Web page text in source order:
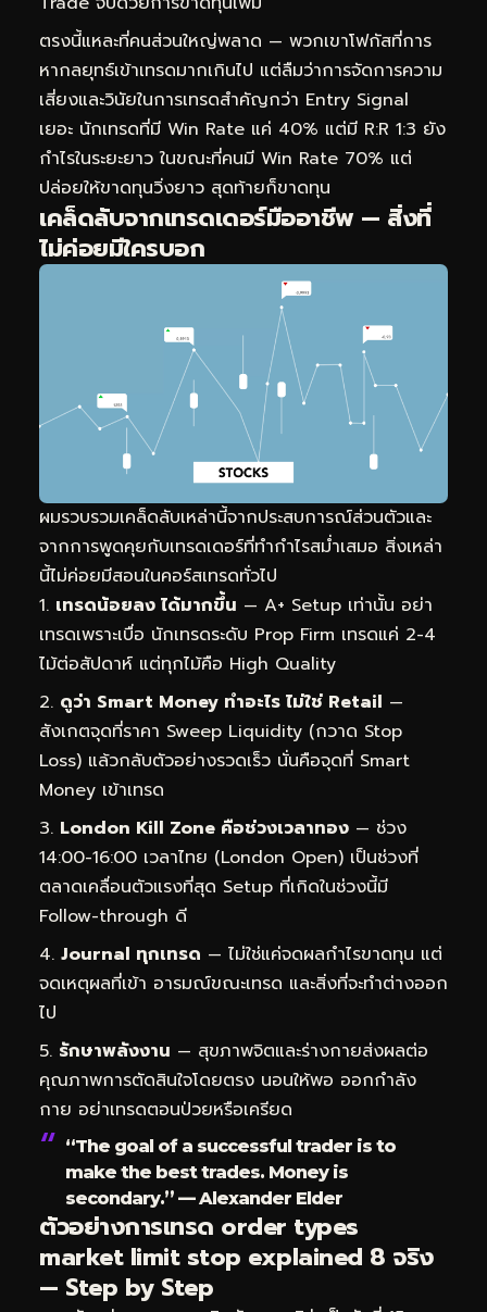
ตรงนี้แหละที่คนส่วนใหญ่พลาด — พวกเขาโฟกัสที่การ
หากลยุทธ์เข้าเทรดมากเกินไป แต่ลืมว่าการจัดการความ
เสี่ยงและวินัยในการเทรดสำคัญกว่า Entry Signal
เยอะ นักเทรดที่มี Win Rate แค่ 40% แต่มี R:R 1:3 ยัง
กำไรในระยะยาว ในขณะที่คนมี Win Rate 70% แต่
ปล่อยให้ขาดทุนวิ่งยาว สุดท้ายก็ขาดทุน
เคล็ดลับจากเทรดเดอร์มืออาชีพ — สิ่งที่
ไม่ค่อยมีใครบอก
ผมรวบรวมเคล็ดลับเหล่านี้จากประสบการณ์ส่วนตัวและ
จากการพูดคุยกับเทรดเดอร์ที่ทำกำไรสม่ำเสมอ สิ่งเหล่า
นี้ไม่ค่อยมีสอนในคอร์สเทรดทั่วไป
เทรดน้อยลง ได้มากขึ้น — A+ Setup เท่านั้น อย่า
เทรดเพราะเบื่อ นักเทรดระดับ Prop Firm เทรดแค่ 2-4
ไม้ต่อสัปดาห์ แต่ทุกไม้คือ High Quality
ดูว่า Smart Money ทำอะไร ไม่ใช่ Retail —
สังเกตจุดที่ราคา Sweep Liquidity (กวาด Stop
Loss) แล้วกลับตัวอย่างรวดเร็ว นั่นคือจุดที่ Smart
Money เข้าเทรด
London Kill Zone คือช่วงเวลาทอง — ช่วง
14:00-16:00 เวลาไทย (London Open) เป็นช่วงที่
ตลาดเคลื่อนตัวแรงที่สุด Setup ที่เกิดในช่วงนี้มี
Follow-through ดี
Journal ทุกเทรด — ไม่ใช่แค่จดผลกำไรขาดทุน แต่
จดเหตุผลที่เข้า อารมณ์ขณะเทรด และสิ่งที่จะทำต่างออก
ไป
รักษาพลังงาน — สุขภาพจิตและร่างกายส่งผลต่อ
คุณภาพการตัดสินใจโดยตรง นอนให้พอ ออกกำลัง
กาย อย่าเทรดตอนป่วยหรือเครียด
“The goal of a successful trader is to
make the best trades. Money is
secondary.” — Alexander Elder
ตัวอย่างการเทรด order types
market limit stop explained 8 จริง
— Step by Step